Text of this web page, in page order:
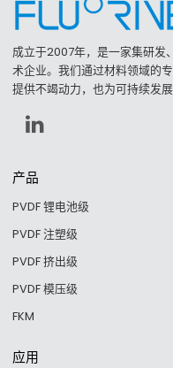
成立于2007年，是一家集研发
术企业。我们通过材料领域的
提供不竭动力，也为可持续发展
产品
PVDF 锂电池级
PVDF 注塑级
PVDF 挤出级
PVDF 模压级
FKM
应用